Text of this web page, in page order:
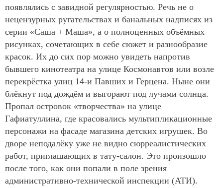
появлялись с завидной регулярностью. Речь не о
нецензурных ругательствах и банальных надписях из
серии «Саша + Маша», а о полноценных объёмных
рисунках, сочетающих в себе сюжет и разнообразие
красок. Их до сих пор можно увидеть напротив
бывшего кинотеатра на улице Космонавтов или возле
перекрёстка улиц 14-и Павших и Герцена. Ныне они
блёкнут под дождём и выгорают под лучами солнца.
Пропал островок «творчества» на улице
Гафиатуллина, где красовались мультипликационные
персонажи на фасаде магазина детских игрушек. Во
дворе неподалёку уже не видно сюрреалистических
работ, приглашающих в тату-салон. Это произошло
после того, как они попали в поле зрения
административно-технической инспекции (АТИ).